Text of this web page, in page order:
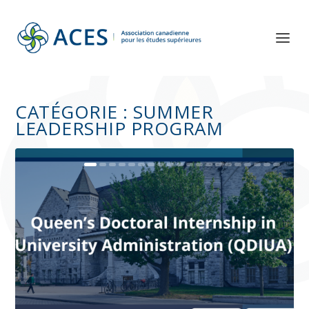
CATÉGORIE : SUMMER
LEADERSHIP PROGRAM